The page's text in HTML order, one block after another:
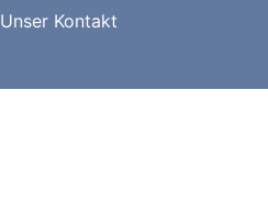
Unser Kontakt